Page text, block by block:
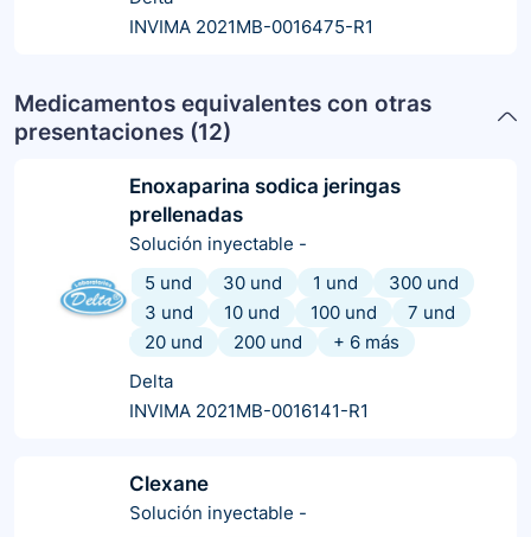
INVIMA 2021MB-0016475-R1
Medicamentos equivalentes con otras
presentaciones (12)
Enoxaparina sodica jeringas
prellenadas
Solución inyectable -
5 und
30 und 1 und
300 und
3 und
10 und 100 und
7 und
20 und
200 und + 6 más
Delta
INVIMA 2021MB-0016141-R1
Clexane
Solución inyectable -